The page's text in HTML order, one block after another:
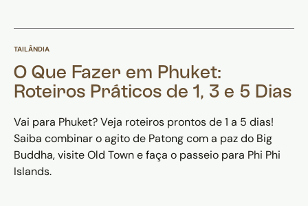
TAILÂNDIA
O Que Fazer em Phuket:
Roteiros Práticos de 1, 3 e 5 Dias
Vai para Phuket? Veja roteiros prontos de 1 a 5 dias!
Saiba combinar o agito de Patong com a paz do Big
Buddha, visite Old Town e faça o passeio para Phi Phi
Islands.